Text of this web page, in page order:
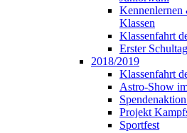
Kennenlernen
Klassen
Klassenfahrt
Erster Schultag
2018/2019
Klassenfahrt
Astro-Show
Projekt
Sportfest